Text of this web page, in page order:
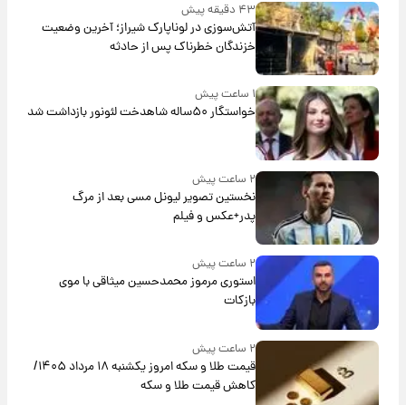
۴۳ دقیقه پیش
آتش‌سوزی در لوناپارک شیراز؛ آخرین وضعیت
خزندگان خطرناک پس از حادثه
۱ ساعت پیش
خواستگار ۵۰ساله شاهدخت لئونور بازداشت شد
۲ ساعت پیش
نخستین تصویر لیونل مسی بعد از مرگ
پدر+عکس و فیلم
۲ ساعت پیش
استوری مرموز محمدحسین میثاقی با موی
بازکات
۲ ساعت پیش
قیمت طلا و سکه امروز یکشنبه ۱۸ مرداد ۱۴۰۵/
کاهش قیمت طلا و سکه